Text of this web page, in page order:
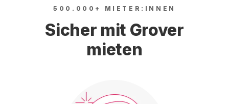
500.000+ MIETER:INNEN
Sicher mit Grover
mieten